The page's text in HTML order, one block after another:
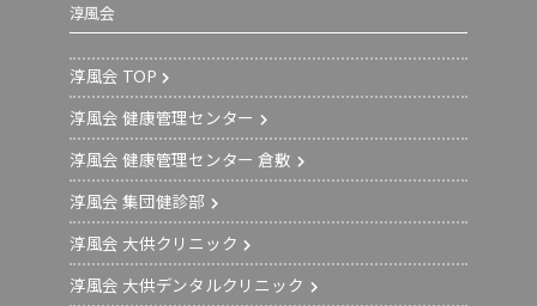
淳風会
淳風会 TOP
淳風会 健康管理センター
淳風会 健康管理センター 倉敷
淳風会 集団健診部
淳風会 大供クリニック
淳風会 大供デンタルクリニック